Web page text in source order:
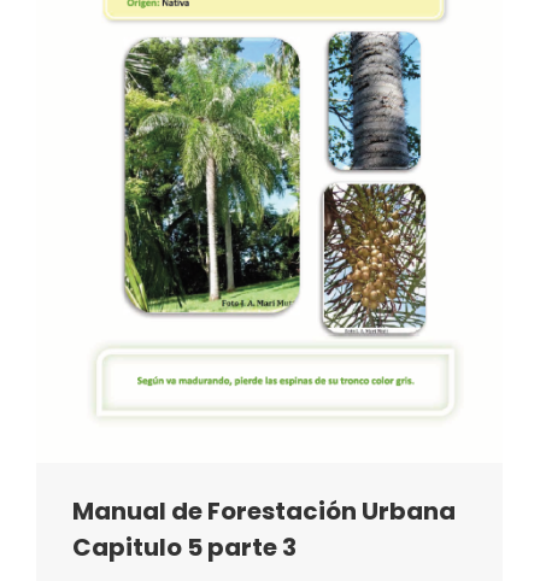
Manual de Forestación Urbana
Capitulo 5 parte 3